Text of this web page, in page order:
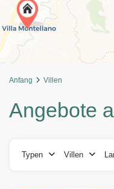
Anfang Villen
Angebote
Typen Villen